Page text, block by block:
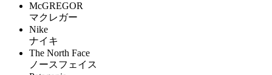
McGREGOR
マクレガー
Nike
ナイキ
The North Face
ノースフェイス